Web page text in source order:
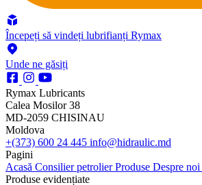
Începeți să vindeți lubrifianți Rymax
Unde ne găsiți
Rymax Lubricants
Calea Mosilor 38
MD-2059 CHISINAU
Moldova
+(373) 600 24 445 info@hidraulic.md
Pagini
Acasă Consilier petrolierProduse Despre noi
Produse evidențiate